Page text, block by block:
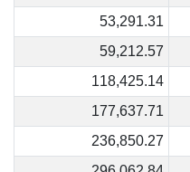
53,291.31
59,212.57
118,425.14
177,637.71
236,850.27